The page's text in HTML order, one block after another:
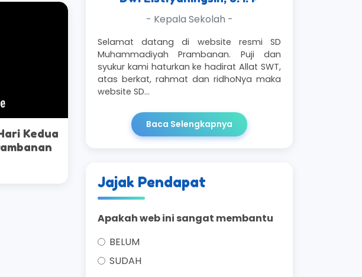
Kedua
- Kepala Sekolah -
Selamat datang di website resmi SD
Muhammadiyah Prambanan. Puji dan
syukur kami haturkan ke hadirat Allat SWT,
atas berkat, rahmat dan ridhoNya maka
website SD…
Baca Selengkapnya
Jajak Pendapat
Apakah web ini sangat membantu
BELUM
SUDAH